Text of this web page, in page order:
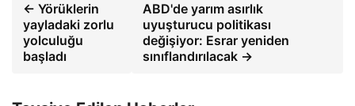
← Yörüklerin
yayladaki zorlu
yolculuğu
başladı
ABD'de yarım asırlık
uyuşturucu politikası
değişiyor: Esrar yeniden
sınıflandırılacak →